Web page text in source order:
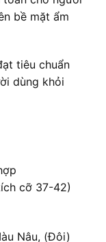
bề mặt ẩm
tiêu chuẩn
dùng khỏi
cỡ 37-42)